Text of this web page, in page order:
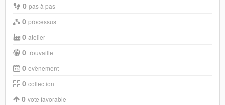
0 pas à pas
0 processus
0 atelier
0 trouvaille
0 evènement
0 collection
0 vote favorable